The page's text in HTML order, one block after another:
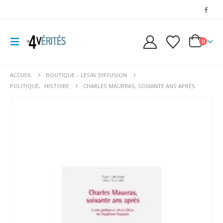
0
ACCUEIL
BOUTIQUE – LES4V DIFFUSION
POLITIQUE, HISTOIRE CHARLES MAURRAS, SOIXANTE ANS APRÈS